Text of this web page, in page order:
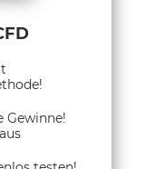
Gewinne!